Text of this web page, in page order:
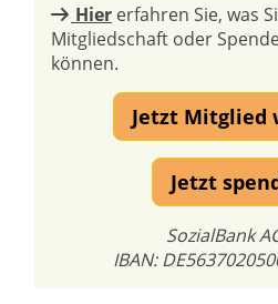
Hier erfahren Sie, was
Mitgliedschaft oder
können.
Jetzt Mitglied
Jetzt
SozialBank
IBAN: